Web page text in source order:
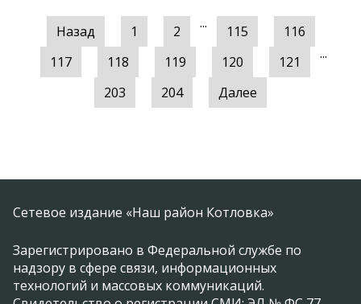
Назад 1 2 ... 115
116
117
118 119 120 121 ...
203 204 Далее
Сетевое издание «Наш район Котловка»
Зарегистрировано в Федеральной службе по
надзору в сфере связи, информационных
технологий и массовых коммуникаций.